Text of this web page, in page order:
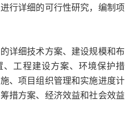
行详细的可行性研究，编制项
详细技术方案、建设规模和布
、工程建设方案、环境保护措
、项目组织管理和实施进度计
措方案、经济效益和社会效益